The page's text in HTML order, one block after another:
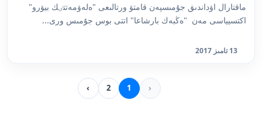
ماقتارال اۋداندىق جۇمىسپەن قامتۋ ورتالىعى "ەلەۋمەتتٸك بيۋرو"
اكتسيياسى مەن "ەڭبەك بارشاعا" اتتى بوس جۇمىس ورى...
13 تامىز 2017
‹
1
2
›